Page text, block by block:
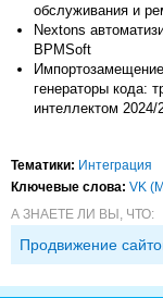
обслуживания и
Nextons
BPMSoft
генераторы кода:
интеллектом 2024/
Тематики: Интеграция
Ключевые слова: VK
А ЗНАЕТЕ ЛИ ВЫ, ЧТО:
Продвижение